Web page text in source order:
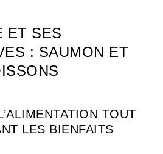
ET SES
: SAUMON ET
TOUT
LES BIENFAITS